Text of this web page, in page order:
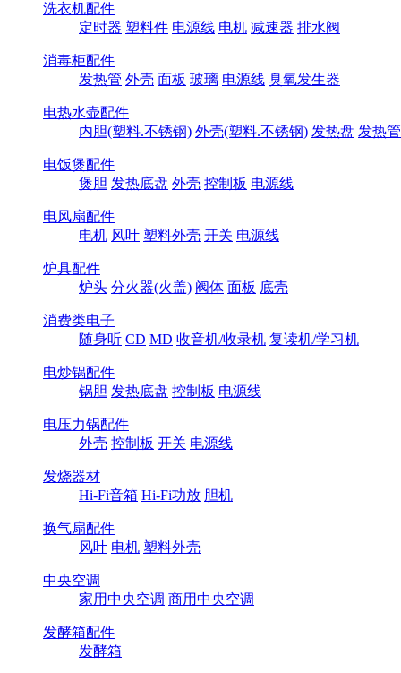
洗衣机配件
定时器 塑料件 电源线 电机 减速器 排水阀
消毒柜配件
发热管 外壳 面板 玻璃 电源线 臭氧发生器
电热水壶配件
内胆(塑料.不锈钢) 外壳(塑料.不锈钢) 发热盘 发热管
电饭煲配件
煲胆 发热底盘 外壳 控制板 电源线
电风扇配件
电机 风叶 塑料外壳 开关 电源线
炉具配件
炉头 分火器(火盖) 阀体 面板 底壳
消费类电子
随身听 CD MD 收音机/收录机 复读机/学习机
电炒锅配件
锅胆 发热底盘 控制板 电源线
电压力锅配件
外壳 控制板 开关 电源线
发烧器材
Hi-Fi音箱 Hi-Fi功放 胆机
换气扇配件
风叶 电机 塑料外壳
中央空调
家用中央空调 商用中央空调
发酵箱配件
发酵箱